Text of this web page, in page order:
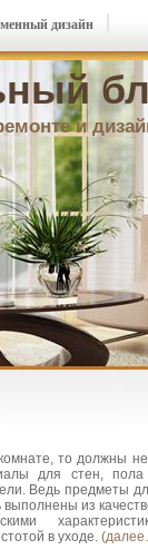
и
дизайн
то должны
для стен,
Ведь предметы
из
в уходе.